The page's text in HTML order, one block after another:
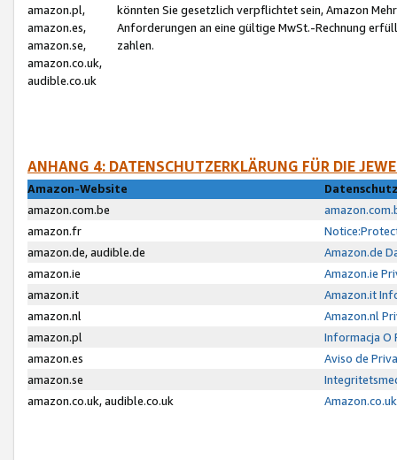
amazon.pl,
amazon.es,
amazon.se,
amazon.co.uk,
audible.co.uk
könnten Sie gesetzlich verpflichtet sein, Amazon
Anforderungen an eine gültige MwSt.-Rechnung
zahlen.
ANHANG 4: DATENSCHUTZERKLÄRUNG FÜR DIE
Amazon-Website
amazon.com.be
amazon.fr
amazon.de, audible.de
Amazon.de
amazon.ie
Amazon.ie
amazon.it
Amazon.it
amazon.nl
Amazon.nl
amazon.pl
Informacja O
amazon.es
Aviso de
amazon.se
amazon.co.uk, audible.co.uk